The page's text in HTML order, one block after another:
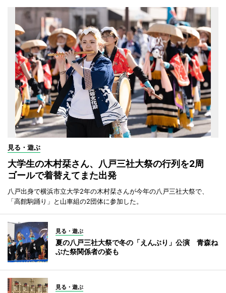
見る・遊ぶ
大学生の木村栞さん、八戸三社大祭の行列を2周
ゴールで着替えてまた出発
八戸出身で横浜市立大学2年の木村栞さんが今年の八戸三社大祭で、
「高館駒踊り」と山車組の2団体に参加した。
見る・遊ぶ
夏の八戸三社大祭で冬の「えんぶり」公演 青森ね
ぶた祭関係者の姿も
見る・遊ぶ